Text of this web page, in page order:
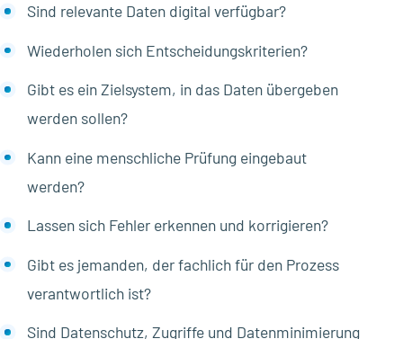
Sind relevante Daten digital verfügbar?
Wiederholen sich Entscheidungskriterien?
Gibt es ein Zielsystem, in das Daten übergeben
werden sollen?
Kann eine menschliche Prüfung eingebaut
werden?
Lassen sich Fehler erkennen und korrigieren?
Gibt es jemanden, der fachlich für den Prozess
verantwortlich ist?
Sind Datenschutz, Zugriffe und Datenminimierung